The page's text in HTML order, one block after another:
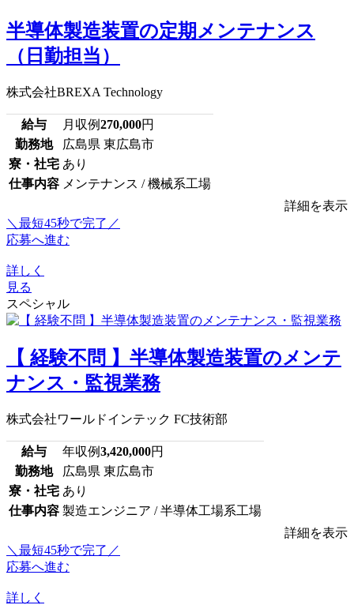
半導体製造装置の定期メンテナンス
（日勤担当）
株式会社BREXA Technology
給与 月収例270,000円
勤務地
広島県 東広島市
寮・社宅 あり
仕事内容 メンテナンス / 機械系工場
詳細を表示
＼最短45秒で完了／
応募へ進む
詳しく
見る
スペシャル
【 経験不問 】半導体製造装置のメンテ
ナンス・監視業務
株式会社ワールドインテック FC技術部
給与 年収例3,420,000円
勤務地
広島県 東広島市
寮・社宅 あり
仕事内容 製造エンジニア / 半導体工場系工場
詳細を表示
＼最短45秒で完了／
応募へ進む
詳しく